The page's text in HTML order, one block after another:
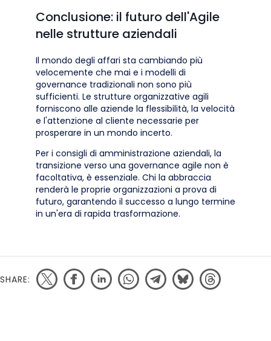
Conclusione: il futuro dell'Agile
nelle strutture aziendali
Il mondo degli affari sta cambiando più
velocemente che mai e i modelli di
governance tradizionali non sono più
sufficienti. Le strutture organizzative agili
forniscono alle aziende la flessibilità, la velocità
e l'attenzione al cliente necessarie per
prosperare in un mondo incerto.
Per i consigli di amministrazione aziendali, la
transizione verso una governance agile non è
facoltativa, è essenziale. Chi la abbraccia
renderà le proprie organizzazioni a prova di
futuro, garantendo il successo a lungo termine
in un'era di rapida trasformazione.
SHARE: